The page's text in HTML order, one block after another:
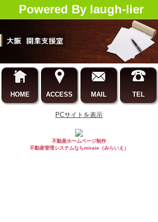
Powered By laugh-lier
HOME ACCESS MAIL TEL
PCサイトを表示
不動産ホームページ制作
不動産管理システムならmiraie（みらいえ）